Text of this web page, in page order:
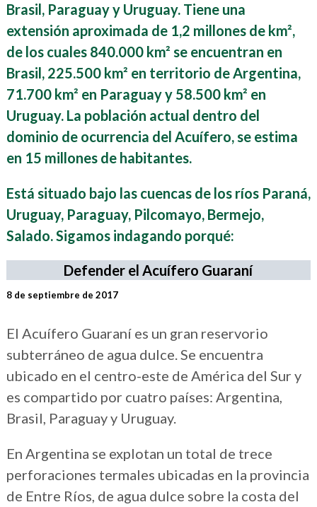
Brasil, Paraguay y Uruguay. Tiene una
extensión aproximada de 1,2 millones de km²,
de los cuales 840.000 km² se encuentran en
Brasil, 225.500 km² en territorio deArgentina,
71.700 km² en Paraguay y 58.500 km² en
Uruguay. La población actual dentro del
dominio de ocurrencia del Acuífero, se estima
en 15 millones de habitantes.
Está situado bajo las cuencas de los ríos Paraná,
Uruguay, Paraguay, Pilcomayo, Bermejo,
Salado. Sigamos indagando porqué:
Defender el Acuífero Guaraní
8 de septiembre de 2017
El Acuífero Guaraní es un gran reservorio
subterráneo de agua dulce. Se encuentra
ubicado en el centro-este de América del Sur y
es compartido por cuatro países: Argentina,
Brasil, Paraguay y Uruguay.
En Argentina se explotan un total de trece
perforaciones termales ubicadas en la provincia
de Entre Ríos, de agua dulce sobre la costa del